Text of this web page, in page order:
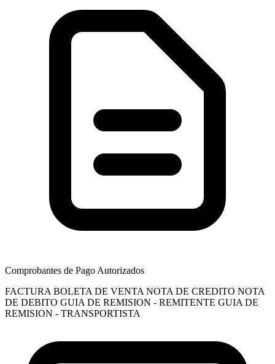
Comprobantes de Pago Autorizados
FACTURA BOLETA DE VENTA NOTA DE CREDITO NOTA
DE DEBITO GUIA DE REMISION - REMITENTE GUIA DE
REMISION - TRANSPORTISTA